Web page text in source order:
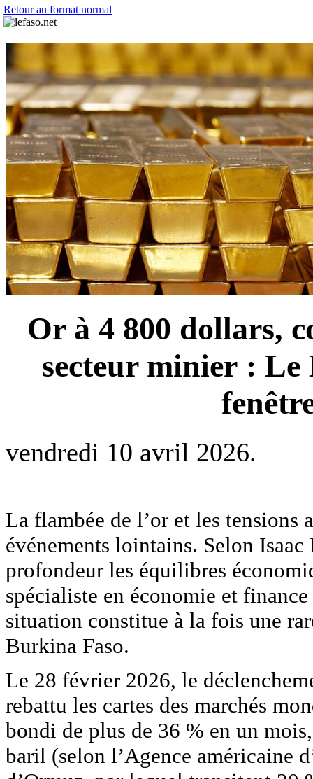
Retour au format normal
Or à 4 800 dollars,
secteur minier : Le
vendredi 10 avril 2026.
La flambée de l’or et les tensions
événements lointains. Selon
profondeur les équilibres
spécialiste en économie et
situation constitue à la fois une
Burkina Faso.
Le 28 février 2026, le
rebattu les cartes des marchés
bondi de plus de 36 % en un
baril (selon l’Agence américaine